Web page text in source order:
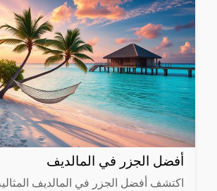
أفضل الجزر في المالديف
اكتشف أفضل الجزر في المالديف